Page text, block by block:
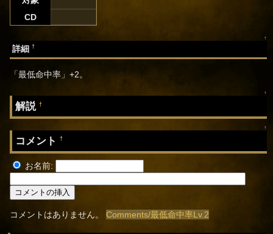
CD
↑
詳細†
「最低命中率」+2。
↑
解説†
↑
コメント†
お名前:
コメントはありません。Comments/最低命中率Lv.2